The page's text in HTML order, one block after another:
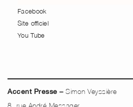
Facebook
Site officiel
You Tube
Accent Presse –Simon Veyssière
8, rue André Messager